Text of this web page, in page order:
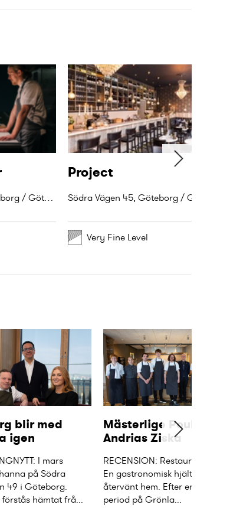
Johannebergsgatan 24, Göteborg / Göteborg
Project
Södra Vägen 45, Göteborg / Gothenburg
Very Fine Level
blir med
igen
I mars
på Södra
49 i Göteborg.
hämtat frå...
Mästerlige Poul
Andrias Ziska
RECENSION: Restaurang PAZ.
En gastronomisk hjälte har
återvänt hem. Efter en längre
period på Grönla...